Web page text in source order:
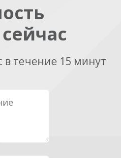
течение 15 минут